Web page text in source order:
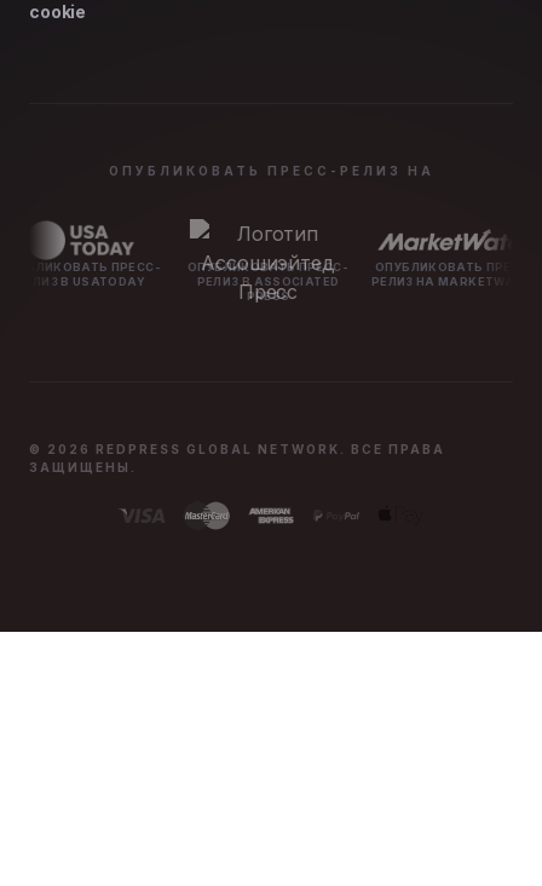
cookie
ОПУБЛИКОВАТЬ ПРЕСС-РЕЛИЗ НА
ПРЕСС-
ОПУБЛИКОВАТЬ ПРЕСС-
РЕЛИЗ В ASSOCIATED
ОПУБЛИКОВАТЬ ПРЕСС-
РЕЛИЗ НА MARKETWATCH
РЕЛИЗ
© 2026 REDPRESS GLOBAL NETWORK. ВСЕ ПРАВА
ЗАЩИЩЕНЫ.